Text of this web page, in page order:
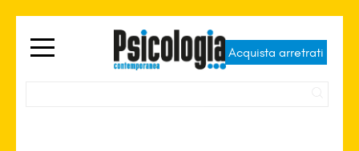
Acquista arretrati